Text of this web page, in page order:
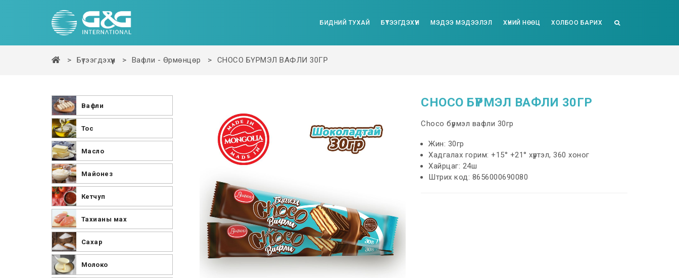
БИДНИЙ ТУХАЙ БҮТЭЭГДЭХҮҮН МЭДЭЭ МЭДЭЭЛЭЛ ХҮНИЙ НӨӨЦ ХОЛБОО БАРИХ
Бүтээгдэхүүн Вафли - Өрмөнцөр CHOCO БҮРМЭЛ ВАФЛИ 30ГР
Вафли
Тос
Масло
Майонез
Кетчуп
Тахианы мах
Сахар
Молоко
CHOCO БҮРМЭЛ ВАФЛИ 30ГР
Choco бүрмэл вафли 30гр
Жин: 30гр
Хадгалах горим: +15° +21° хүртэл, 360 хоног
Хайрцаг: 24ш
Штрих код: 8656000690080